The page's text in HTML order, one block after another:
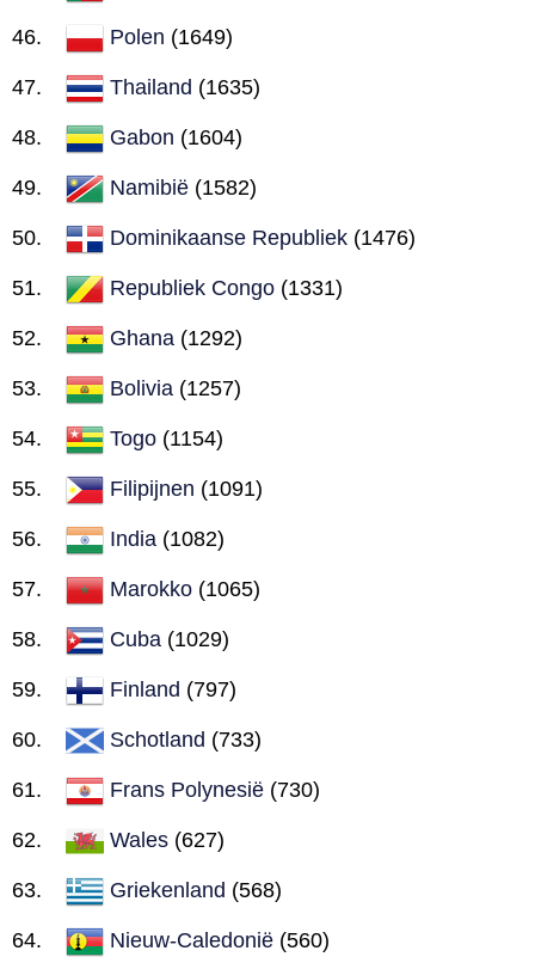
Polen (1649)
Thailand (1635)
Gabon (1604)
Namibië (1582)
Dominikaanse Republiek (1476)
Republiek Congo (1331)
Ghana (1292)
Bolivia (1257)
Togo (1154)
Filipijnen (1091)
India (1082)
Marokko (1065)
Cuba (1029)
Finland (797)
Schotland (733)
Frans Polynesië (730)
Wales (627)
Griekenland (568)
Nieuw-Caledonië (560)